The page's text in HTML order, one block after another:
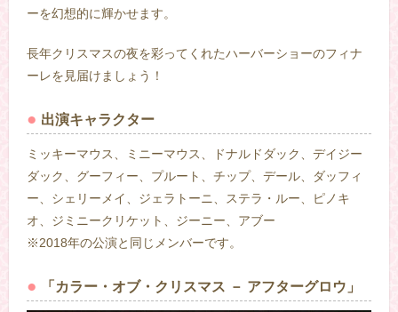
ーを幻想的に輝かせます。
長年クリスマスの夜を彩ってくれたハーバーショーのフィナ
ーレを見届けましょう！
出演キャラクター
ミッキーマウス、ミニーマウス、ドナルドダック、デイジー
ダック、グーフィー、プルート、チップ、デール、ダッフィ
ー、シェリーメイ、ジェラトーニ、ステラ・ルー、ピノキ
オ、ジミニークリケット、ジーニー、アブー
※2018年の公演と同じメンバーです。
「カラー・オブ・クリスマス － アフターグロウ」